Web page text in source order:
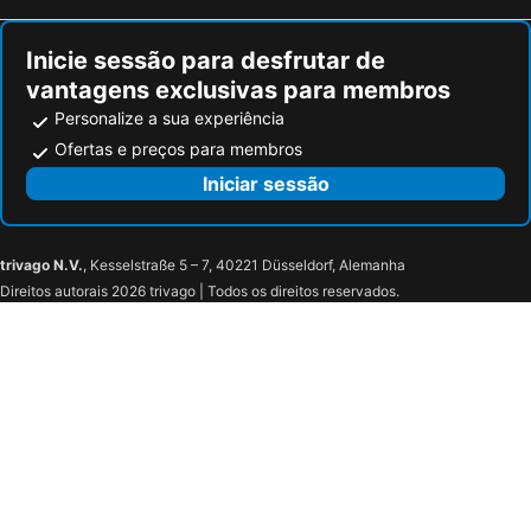
Inicie sessão para desfrutar de
vantagens exclusivas para membros
Personalize a sua experiência
Ofertas e preços para membros
Iniciar sessão
trivago N.V., Kesselstraße 5 – 7, 40221 Düsseldorf, Alemanha
Direitos autorais 2026 trivago | Todos os direitos reservados.